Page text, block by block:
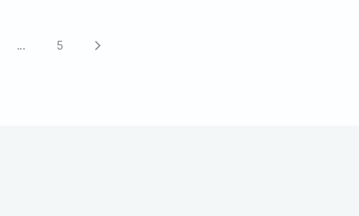
... 5 arrow_forward_ios